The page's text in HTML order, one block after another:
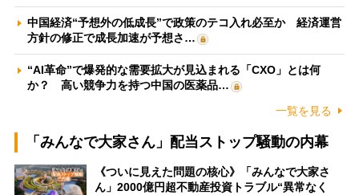
中国経済“予想外の低成長”で政策のテコ入れ必至か 経済運営
方針の修正で成長加速が予想さ…
“AI革命”で爆発的な需要拡大が見込まれる「CXO」とは何
か？ 高い競争力を持つ中国の医薬品…
一覧を見る
「みんなで大家さん」配当ストップ騒動の内幕
《ついに見えた問題の核心》「みんなで大家さ
ん」2000億円超不動産投資トラブル“異常なく